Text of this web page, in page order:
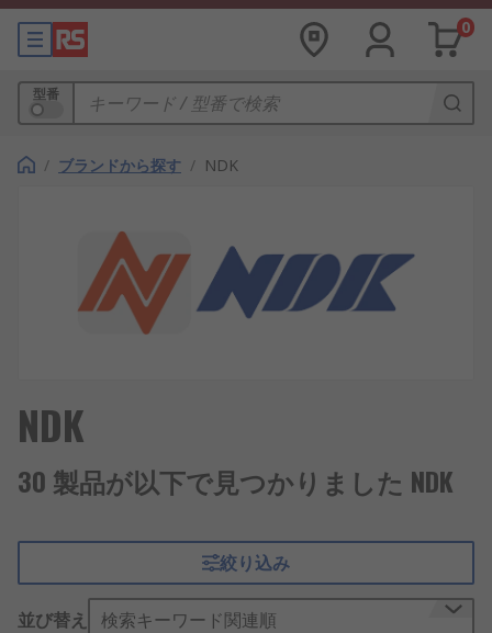
0
型番
/ ブランドから探す / NDK
NDK
30 製品が以下で見つかりました NDK
絞り込み
並び替え 検索キーワード関連順